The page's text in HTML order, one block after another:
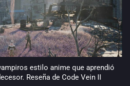
estilo anime que aprendió
Reseña de Code Vein II